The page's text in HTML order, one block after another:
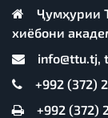
Ҷумҳурии
хиёбони
info@ttu.tj,
+992 (372)
+992 (372)